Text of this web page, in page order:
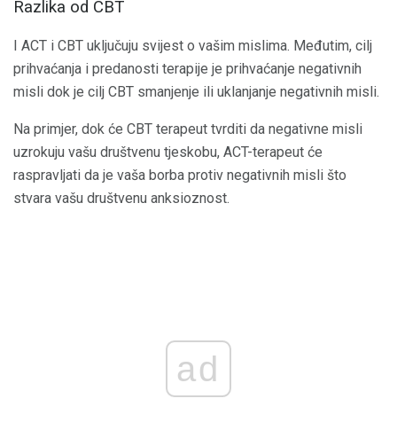
Razlika od CBT
I ACT i CBT uključuju svijest o vašim mislima. Međutim, cilj
prihvaćanja i predanosti terapije je prihvaćanje negativnih
misli dok je cilj CBT smanjenje ili uklanjanje negativnih misli.
Na primjer, dok će CBT terapeut tvrditi da negativne misli
uzrokuju vašu društvenu tjeskobu, ACT-terapeut će
raspravljati da je vaša borba protiv negativnih misli što
stvara vašu društvenu anksioznost.
ad